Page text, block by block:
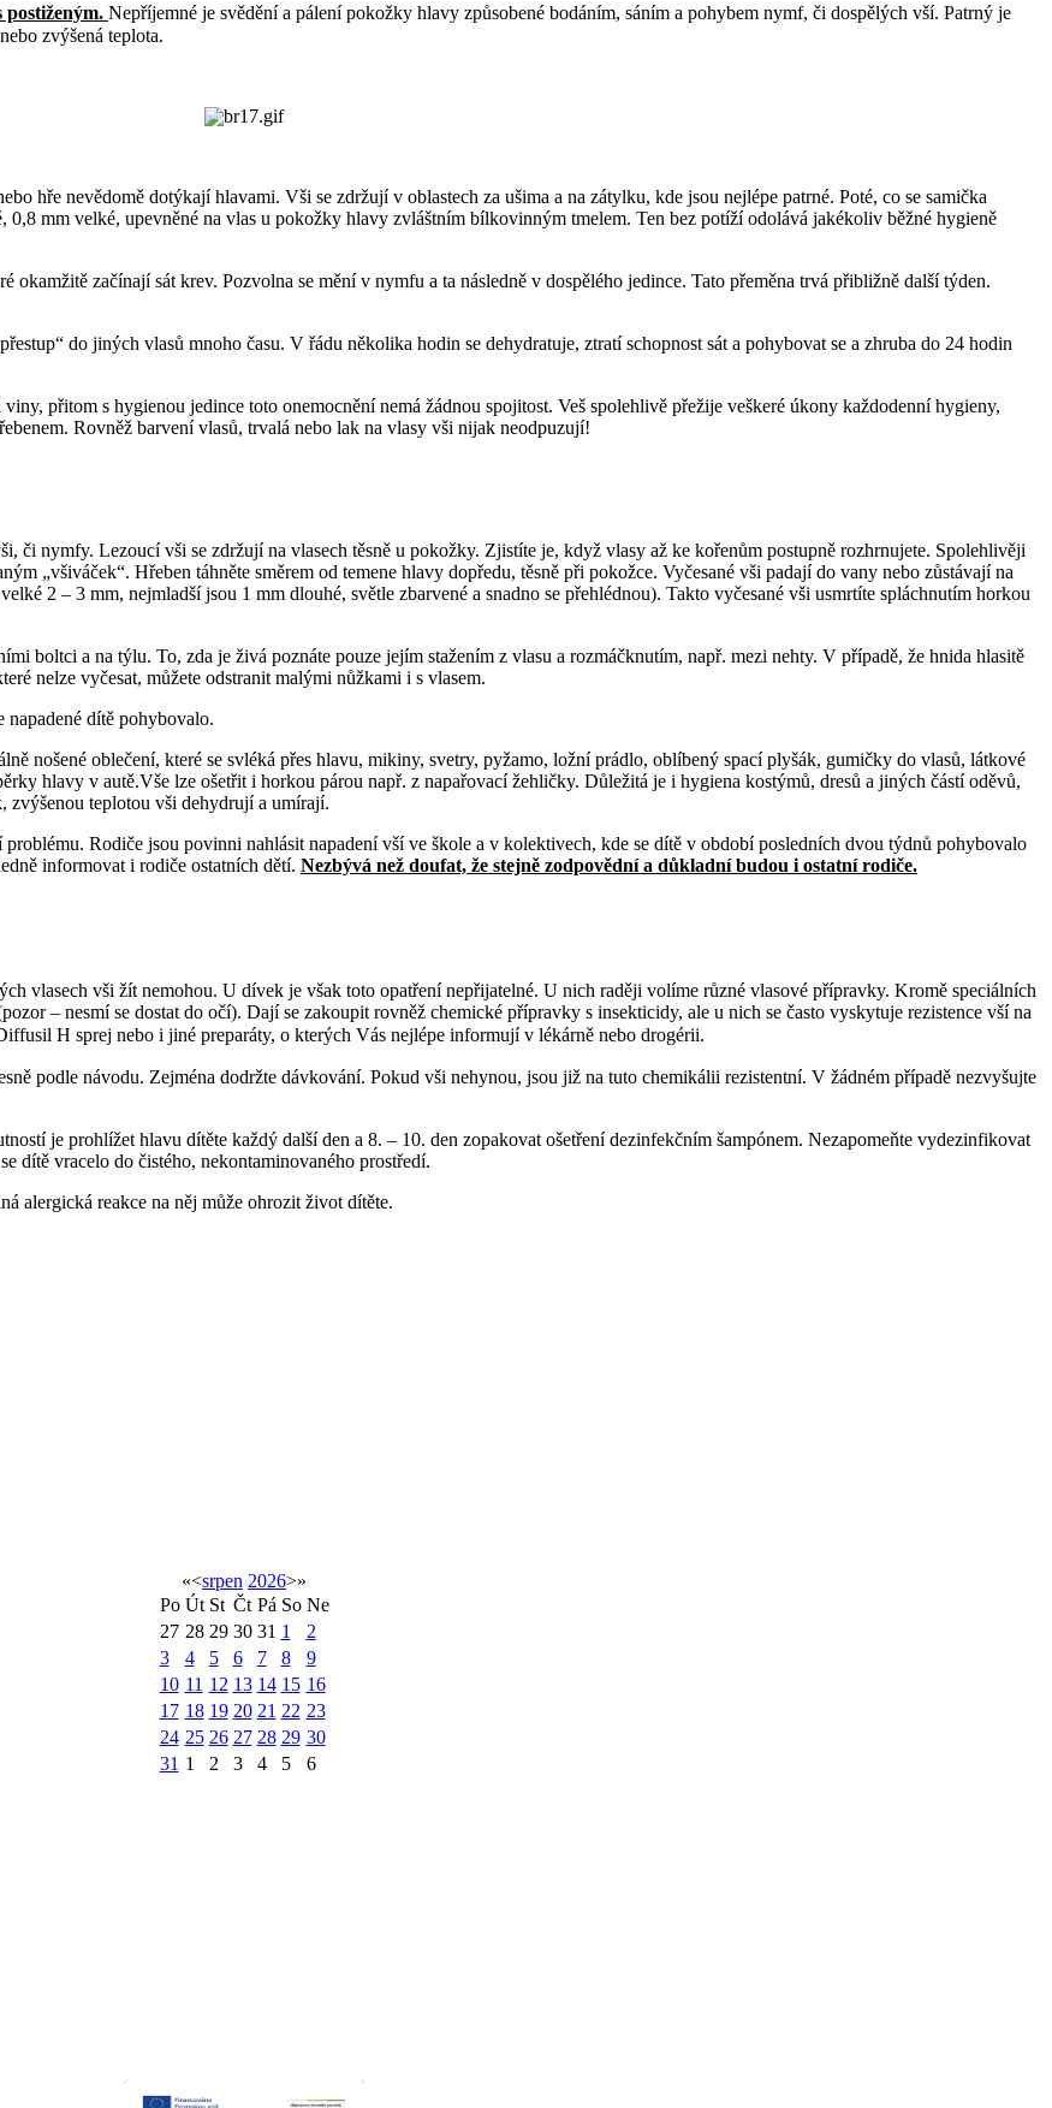
Nepříjemné je svědění a pálení pokožky hlavy způsobené bodáním, sáním a pohybem nymf, či dospělých vší. Patrný je
zvýšená teplota.
hře nevědomě dotýkají hlavami. Vši se zdržují v oblastech za ušima a na zátylku, kde jsou nejlépe patrné. Poté, co se samička
mm velké, upevněné na vlas u pokožky hlavy zvláštním bílkovinným tmelem. Ten bez potíží odolává jakékoliv běžné hygieně
začínají sát krev. Pozvolna se mění v nymfu a ta následně v dospělého jedince. Tato přeměna trvá přibližně další týden.
do jiných vlasů mnoho času. V řádu několika hodin se dehydratuje, ztratí schopnost sát a pohybovat se a zhruba do 24 hodin
přitom s hygienou jedince toto onemocnění nemá žádnou spojitost. Veš spolehlivě přežije veškeré úkony každodenní hygieny,
Rovněž barvení vlasů, trvalá nebo lak na vlasy vši nijak neodpuzují!
či nymfy. Lezoucí vši se zdržují na vlasech těsně u pokožky. Zjistíte je, když vlasy až ke kořenům postupně rozhrnujete. Spolehlivěji
„všiváček“. Hřeben táhněte směrem od temene hlavy dopředu, těsně při pokožce. Vyčesané vši padají do vany nebo zůstávají na
2 – 3 mm, nejmladší jsou 1 mm dlouhé, světle zbarvené a snadno se přehlédnou). Takto vyčesané vši usmrtíte spláchnutím horkou
boltci a na týlu. To, zda je živá poznáte pouze jejím stažením z vlasu a rozmáčknutím, např. mezi nehty. V případě, že hnida hlasitě
nelze vyčesat, můžete odstranit malými nůžkami i s vlasem.
napadené dítě pohybovalo.
nošené oblečení, které se svléká přes hlavu, mikiny, svetry, pyžamo, ložní prádlo, oblíbený spací plyšák, gumičky do vlasů, látkové
hlavy v autě.Vše lze ošetřit i horkou párou např. z napařovací žehličky. Důležitá je i hygiena kostýmů, dresů a jiných částí oděvů,
zvýšenou teplotou vši dehydrují a umírají.
problému. Rodiče jsou povinni nahlásit napadení vší ve škole a v kolektivech, kde se dítě v období posledních dvou týdnů pohybovalo
informovat i rodiče ostatních dětí. Nezbývá než doufat, že stejně zodpovědní a důkladní budou i ostatní rodiče.
vlasech vši žít nemohou. U dívek je však toto opatření nepřijatelné. U nich raději volíme různé vlasové přípravky. Kromě speciálních
– nesmí se dostat do očí). Dají se zakoupit rovněž chemické přípravky s insekticidy, ale u nich se často vyskytuje rezistence vší na
H sprej nebo i jiné preparáty, o kterých Vás nejlépe informují v lékárně nebo drogérii.
podle návodu. Zejména dodržte dávkování. Pokud vši nehynou, jsou již na tuto chemikálii rezistentní. V žádném případě nezvyšujte
je prohlížet hlavu dítěte každý další den a 8. – 10. den zopakovat ošetření dezinfekčním šampónem. Nezapomeňte vydezinfikovat
dítě vracelo do čistého, nekontaminovaného prostředí.
alergická reakce na něj může ohrozit život dítěte.
«<srpen 2026>»
Po Út St Čt Pá So Ne
27 28 29 30 31 1
2
3
4 5 6 7 8
9
10 11 12 13 14 15 16
17 18 19 20 21 22 23
24 25 26 27 28 29 30
31 1 2 3 4 5 6